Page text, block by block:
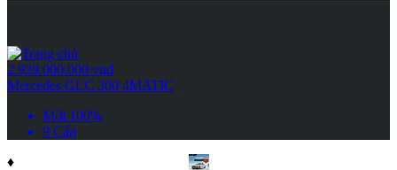
2.939.000.000 vnđ
Mercedes GLC 300 4MATIC
Mới 100%
9 Cấp
♦